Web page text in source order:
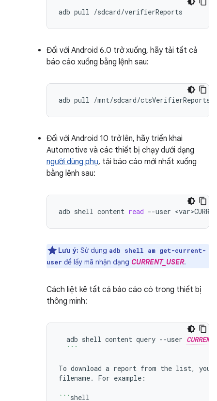
adb pull
Đối với Android 6.0 trở xuống, hãy tải tất cả
báo cáo xuống bằng lệnh sau:
adb pull
Đối với Android 10 trở lên, hãy triển khai
Automotive và các thiết bị chạy dưới dạng
người dùng phụ, tải báo cáo mới nhất xuống
bằng lệnh sau:
adb shell content read --user
Lưu ý: Sử dụng adb shell am get-current-
user để lấy mã nhận dạng CURRENT_USER.
Cách liệt kê tất cả báo cáo có trong thiết bị
thông minh:
adb shell content query --user
```
To download a report from the list, you
filename.
For example:
```